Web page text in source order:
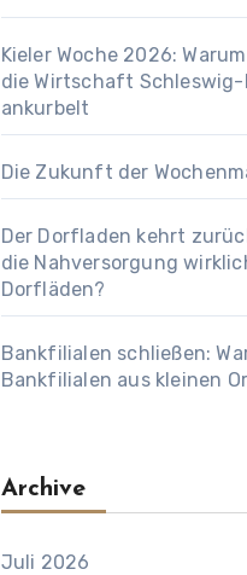
Kieler Woche 2026:
die Wirtschaft
ankurbelt
Die Zukunft der
Der Dorfladen kehrt
die Nahversorgung
Dorfläden?
Bankfilialen schließen:
Bankfilialen aus kleinen
Archive
Juli 2026